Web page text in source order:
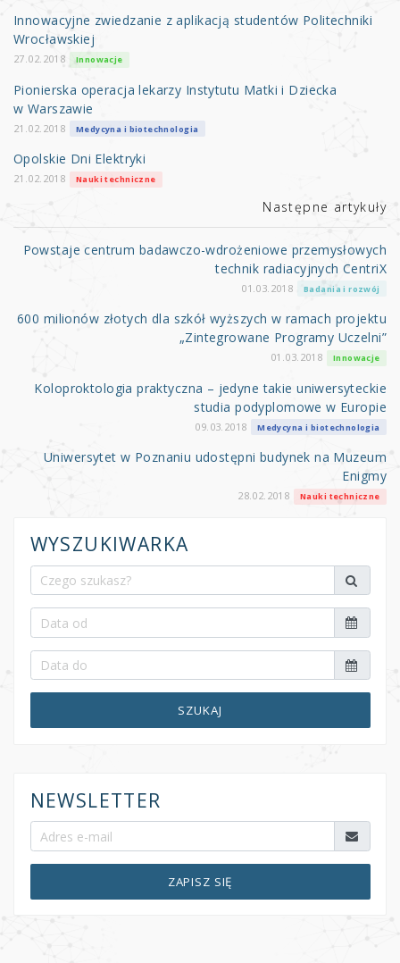
Innowacyjne zwiedzanie z aplikacją studentów Politechniki
Wrocławskiej
27.02.2018 Innowacje
Pionierska operacja lekarzy Instytutu Matki i Dziecka
w Warszawie
21.02.2018 Medycyna i biotechnologia
Opolskie Dni Elektryki
21.02.2018 Nauki techniczne
Następne artykuły
Powstaje centrum badawczo-wdrożeniowe przemysłowych
technik radiacyjnych CentriX
01.03.2018 Badania i rozwój
600 milionów złotych dla szkół wyższych w ramach projektu
„Zintegrowane Programy Uczelni”
01.03.2018 Innowacje
Koloproktologia praktyczna – jedyne takie uniwersyteckie
studia podyplomowe w Europie
09.03.2018 Medycyna i biotechnologia
Uniwersytet w Poznaniu udostępni budynek na Muzeum
Enigmy
28.02.2018 Nauki techniczne
WYSZUKIWARKA
SZUKAJ
NEWSLETTER
ZAPISZ SIĘ